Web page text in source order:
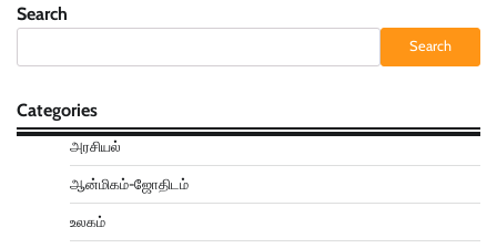
Search
Search
Categories
அரசியல்
ஆன்மிகம்-ஜோதிடம்
உலகம்